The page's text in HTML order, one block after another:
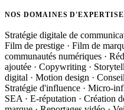
NOS DOMAINES D'EXPERTISE
Stratégie digitale de
Film de prestige · Film de
communautés numériques ·
ajoutée · Copywriting ·
digital · Motion design ·
Stratégie d'influence · Micro-
SEA · E-réputation · Création